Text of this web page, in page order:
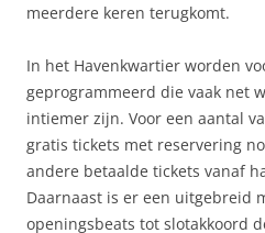
meerdere keren terugkomt.
In het Havenkwartier worden
geprogrammeerd die vaak net
intiemer zijn. Voor een aantal
gratis tickets met reservering
andere betaalde tickets vanaf
Daarnaast is er een uitgebreid
openingsbeats tot slotakkoord